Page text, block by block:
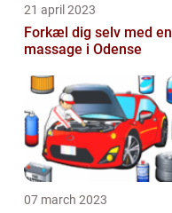
21 april 2023
Forkæl dig selv med en
massage i Odense
07 march 2023